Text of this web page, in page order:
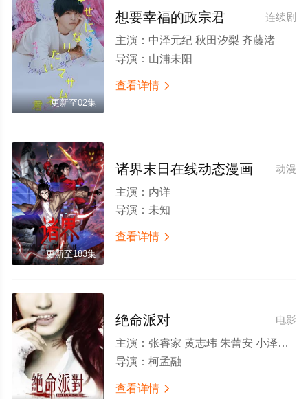
更新至02集
连续剧
想要幸福的政宗君
主演： 中泽元纪 秋田汐梨 齐藤渚
导演： 山浦未阳
查看详情 
更新至183集
动漫
诸界末日在线动态漫画
主演： 内详
导演： 未知
查看详情 
电影
绝命派对
主演： 张睿家 黄志玮 朱蕾安 小泽玛利亚 马国贤
导演： 柯孟融
查看详情 